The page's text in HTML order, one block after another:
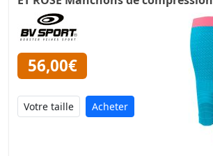
56,00€
Acheter